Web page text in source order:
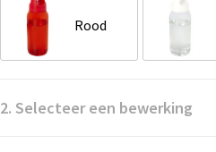
Rood
2. Selecteer een bewerking